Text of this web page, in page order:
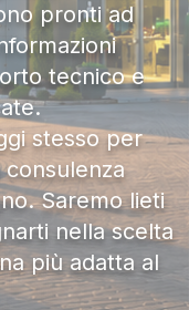
pronti ad
tecnico e
stesso per
Saremo lieti
nella scelta
più adatta al